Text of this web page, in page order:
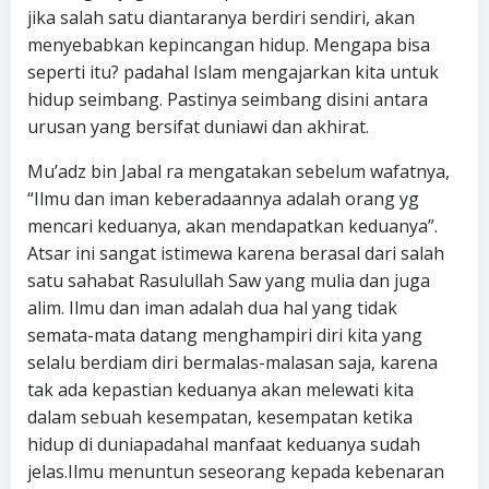
jika salah satu diantaranya berdiri sendiri, akan
menyebabkan kepincangan hidup. Mengapa bisa
seperti itu? padahal Islam mengajarkan kita untuk
hidup seimbang. Pastinya seimbang disini antara
urusan yang bersifat duniawi dan akhirat.
Mu’adz bin Jabal ra mengatakan sebelum wafatnya,
“Ilmu dan iman keberadaannya adalah orang yg
mencari keduanya, akan mendapatkan keduanya”.
Atsar ini sangat istimewa karena berasal dari salah
satu sahabat Rasulullah Saw yang mulia dan juga
alim. Ilmu dan iman adalah dua hal yang tidak
semata-mata datang menghampiri diri kita yang
selalu berdiam diri bermalas-malasan saja, karena
tak ada kepastian keduanya akan melewati kita
dalam sebuah kesempatan, kesempatan ketika
hidup di duniapadahal manfaat keduanya sudah
jelas.Ilmu menuntun seseorang kepada kebenaran